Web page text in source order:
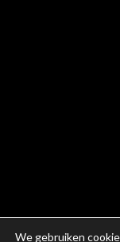
We gebruiken